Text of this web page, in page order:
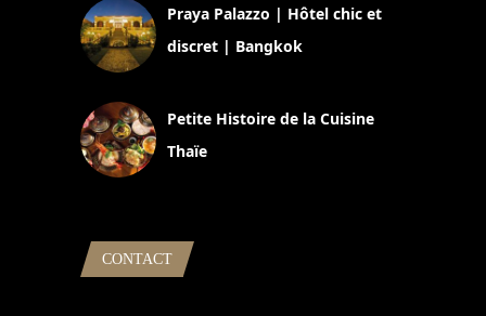
Praya Palazzo | Hôtel chic et
discret | Bangkok
Petite Histoire de la Cuisine
Thaïe
CONTACT